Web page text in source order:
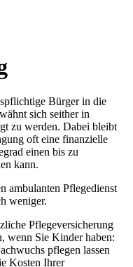
Bürger in die
sich seither in
zu werden. Dabei bleibt
oft eine finanzielle
einen bis zu
kann.
ambulanten Pflegedienst
weniger.
Pflegeversicherung
wenn Sie Kinder haben:
pflegen lassen
Kosten Ihrer